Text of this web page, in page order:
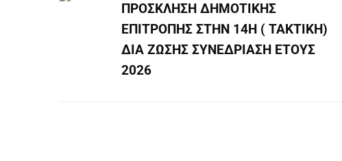
ΠΡΟΣΚΛΗΣΗ ΔΗΜΟΤΙΚΗΣ
ΕΠΙΤΡΟΠΗΣ ΣΤΗΝ 14Η ( ΤΑΚΤΙΚΗ)
ΔΙΑ ΖΩΣΗΣ ΣΥΝΕΔΡΙΑΣΗ ΕΤΟΥΣ
2026